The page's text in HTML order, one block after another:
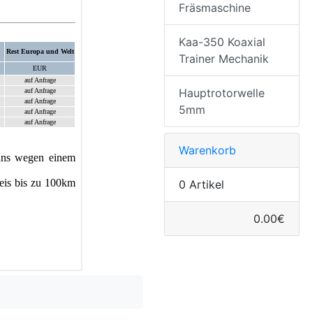
Fräsmaschine
Kaa-350 Koaxial
Trainer Mechanik
Hauptrotorwelle
5mm
Warenkorb
0 Artikel
0.00€